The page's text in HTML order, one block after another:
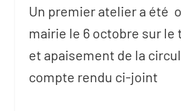
Un premier atelier a été
mairie le 6 octobre sur
et apaisement de la
compte rendu ci-joint